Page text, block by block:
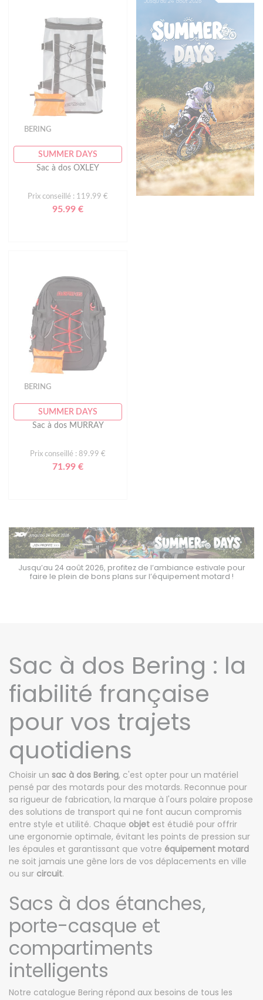
BERING
SUMMER DAYS
Sac à dos OXLEY
Prix conseillé : 119.99 €
95.99 €
BERING
SUMMER DAYS
Sac à dos MURRAY
Prix conseillé : 89.99 €
71.99 €
Jusqu’au 24 août 2026, profitez de l’ambiance estivale pour
faire le plein de bons plans sur l’équipement motard !
Sac à dos Bering : la
fiabilité française
pour vos trajets
quotidiens
Choisir un sac à dos Bering, c'est opter pour un matériel
pensé par des motards pour des motards. Reconnue pour
sa rigueur de fabrication, la marque à l'ours polaire propose
des solutions de transport qui ne font aucun compromis
entre style et utilité. Chaque objet est étudié pour offrir
une ergonomie optimale, évitant les points de pression sur
les épaules et garantissant que votre équipement motard
ne soit jamais une gêne lors de vos déplacements en ville
ou sur circuit.
Sacs à dos étanches,
porte-casque et
compartiments
intelligents
Notre catalogue Bering répond aux besoins de tous les